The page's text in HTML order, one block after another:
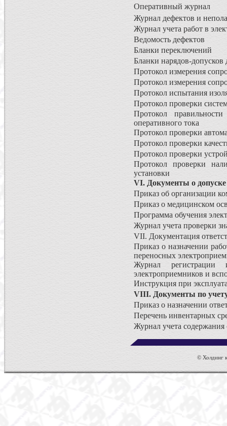
Оперативный журнал
Журнал дефектов и
Журнал учета работ в
Ведомость дефектов
Бланки переключений
Бланки нарядов-допусков
Протокол измерения
Протокол измерения
Протокол испытания
Протокол проверки
Протокол
оперативного тока
Протокол проверки
Протокол проверки
Протокол проверки
Протокол проверки
установки
VI. Документы о допуске
Приказ об организации
Приказ о медицинском
Программа обучения
Журнал учета проверки
VII. Документация
Приказ о назначении
переносных
Журнал регистрации
электроприемников и
Инструкция при
VIII. Документы по
Приказ о назначении
Перечень инвентарных
Журнал учета содержания
© Холдинг